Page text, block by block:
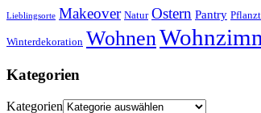
Lieblingsorte Makeover Natur Ostern Pantry
Winterdekoration Wohnen
Kategorien
Kategorien